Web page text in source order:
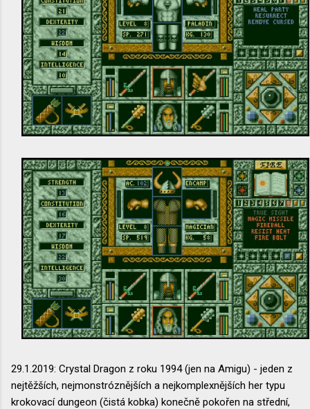
29.1.2019: Crystal Dragon z roku 1994 (jen na Amigu) - jeden z
nejtěžších, nejmonstróznějších a nejkomplexnějších her typu
krokovací dungeon (čistá kobka) konečně pokořen na střední,